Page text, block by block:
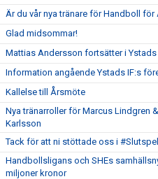
Är du vår nya tränare för Handboll för
Glad midsommar!
Mattias Andersson fortsätter i Ystads
Information angående Ystads IF:s
Kallelse till Årsmöte
Nya tränarroller för Marcus Lindgren
Karlsson
Tack för att ni stöttade oss i
Handbollsligans och SHEs
miljoner kronor